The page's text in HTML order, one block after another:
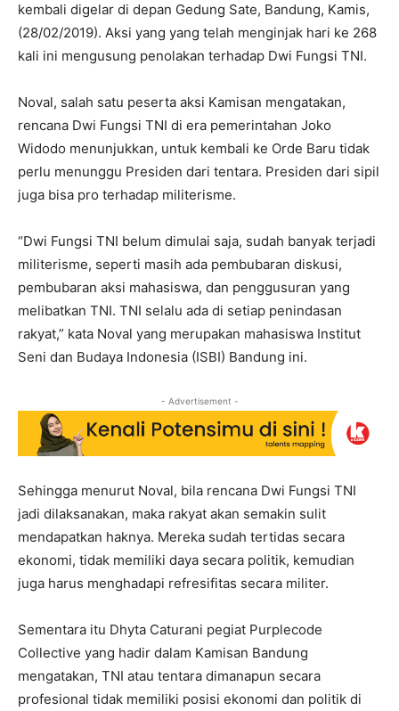
kembali digelar di depan Gedung Sate, Bandung, Kamis,
(28/02/2019). Aksi yang yang telah menginjak hari ke 268
kali ini mengusung penolakan terhadap Dwi Fungsi TNI.
Noval, salah satu peserta aksi Kamisan mengatakan,
rencana Dwi Fungsi TNI di era pemerintahan Joko
Widodo menunjukkan, untuk kembali ke Orde Baru tidak
perlu menunggu Presiden dari tentara. Presiden dari sipil
juga bisa pro terhadap militerisme.
“Dwi Fungsi TNI belum dimulai saja, sudah banyak terjadi
militerisme, seperti masih ada pembubaran diskusi,
pembubaran aksi mahasiswa, dan penggusuran yang
melibatkan TNI. TNI selalu ada di setiap penindasan
rakyat,” kata Noval yang merupakan mahasiswa Institut
Seni dan Budaya Indonesia (ISBI) Bandung ini.
- Advertisement -
Sehingga menurut Noval, bila rencana Dwi Fungsi TNI
jadi dilaksanakan, maka rakyat akan semakin sulit
mendapatkan haknya. Mereka sudah tertidas secara
ekonomi, tidak memiliki daya secara politik, kemudian
juga harus menghadapi refresifitas secara militer.
Sementara itu Dhyta Caturani pegiat Purplecode
Collective yang hadir dalam Kamisan Bandung
mengatakan, TNI atau tentara dimanapun secara
profesional tidak memiliki posisi ekonomi dan politik di